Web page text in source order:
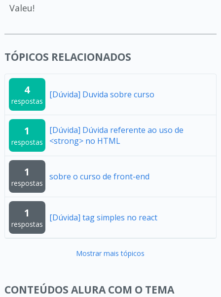
Valeu!
TÓPICOS RELACIONADOS
4
respostas
[Dúvida] Duvida sobre curso
1
respostas
[Dúvida] Dúvida referente ao uso de
<strong> no HTML
1
respostas
sobre o curso de front-end
1
respostas
[Dúvida] tag simples no react
Mostrar mais tópicos
CONTEÚDOS ALURA COM O TEMA